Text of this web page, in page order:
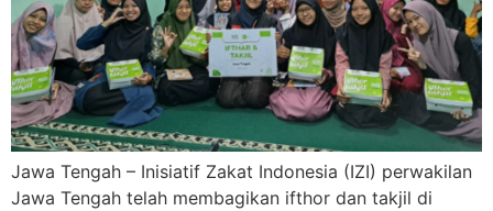
Jawa Tengah – Inisiatif Zakat Indonesia (IZI) perwakilan
Jawa Tengah telah membagikan ifthor dan takjil di